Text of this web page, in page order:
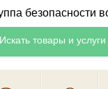
Искать товары и услуги